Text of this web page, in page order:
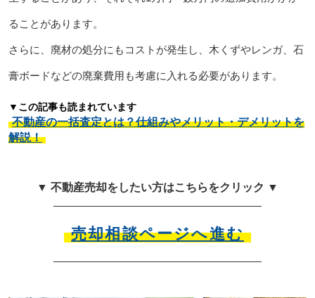
ることがあります。
さらに、廃材の処分にもコストが発生し、木くずやレンガ、石
膏ボードなどの廃棄費用も考慮に入れる必要があります。
▼この記事も読まれています
不動産の一括査定とは？仕組みやメリット・デメリットを
解説！
▼ 不動産売却をしたい方はこちらをクリック ▼
売却相談ページへ進む